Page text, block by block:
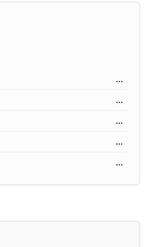
...
...
...
...
...